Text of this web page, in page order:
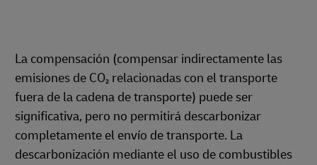
La compensación (compensar indirectamente las
emisiones de CO₂ relacionadas con el transporte
fuera de la cadena de transporte) puede ser
significativa, pero no permitirá descarbonizar
completamente el envío de transporte. La
descarbonización mediante el uso de combustibles